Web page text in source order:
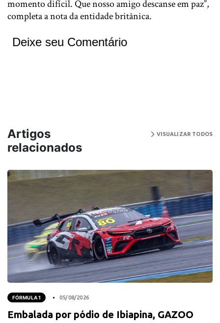
momento difícil. Que nosso amigo descanse em paz”,
completa a nota da entidade britânica.
Deixe seu Comentário
Artigos
relacionados
VISUALIZAR TODOS
FÓRMULA 1 05/08/2026
Embalada por pódio de Ibiapina, GAZOO